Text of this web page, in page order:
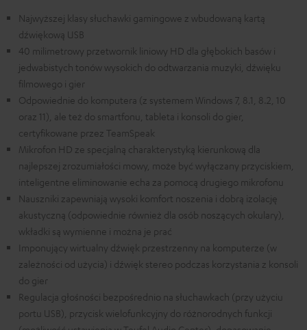
Najwyższej klasy słuchawki gamingowe z wbudowaną kartą
dźwiękową USB
40 milimetrowy przetwornik liniowy HD dla głębokich basów i
jedwabistych tonów wysokich do odtwarzania muzyki, dźwięku
filmowego i gier
Odpowiednie do komputera (z systemem Windows 7, 8.1, 8.2, 10
oraz 11), ale też do smartfonu, tableta i konsoli do gier,
certyfikowane przez TeamSpeak
Mikrofon HD ze specjalną charakterystyką kierunkową dla
najlepszej zrozumiałości mowy, może być wyłączany przyciskiem,
inteligentne eliminowanie echa za pomocą drugiego mikrofonu
Nauszniki zapewniają wysoki komfort noszenia i dobrą izolację
akustyczną (odpowiednie również dla osób noszących okulary),
wkładki są wymienne i można je prać
Imponujący wirtualny dźwięk przestrzenny na komputerze (w
zależności od użycia) i dźwięk stereo podczas korzystania z konsoli
do gier
Regulacja głośności bezpośrednio na słuchawkach (przy użyciu
portu USB), przycisk wielofunkcyjny do różnorodnych funkcji